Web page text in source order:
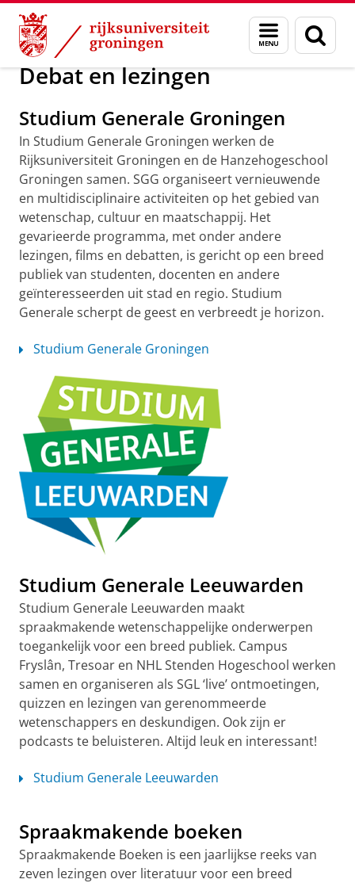
Skip
Content
Skip
Navigation
Menu
en
zoeken
Maatschappij/bedrijven Debat en lezingen
Debat en lezingen
Studium Generale Groningen
In Studium Generale Groningen werken de
Rijksuniversiteit Groningen en de Hanzehogeschool
Groningen samen. SGG organiseert vernieuwende
en multidisciplinaire activiteiten op het gebied van
wetenschap, cultuur en maatschappij. Het
gevarieerde programma, met onder andere
lezingen, films en debatten, is gericht op een breed
publiek van studenten, docenten en andere
geïnteresseerden uit stad en regio. Studium
Generale scherpt de geest en verbreedt je horizon.
Studium Generale Groningen
Studium Generale Leeuwarden
Studium Generale Leeuwarden maakt
spraakmakende wetenschappelijke onderwerpen
toegankelijk voor een breed publiek. Campus
Fryslân, Tresoar en NHL Stenden Hogeschool werken
samen en organiseren als SGL ‘live’ ontmoetingen,
quizzen en lezingen van gerenommeerde
wetenschappers en deskundigen. Ook zijn er
podcasts te beluisteren. Altijd leuk en interessant!
Studium Generale Leeuwarden
Spraakmakende boeken
Spraakmakende Boeken is een jaarlijkse reeks van
zeven lezingen over literatuur voor een breed